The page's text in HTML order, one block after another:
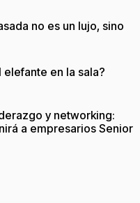
no es un lujo, sino
elefante en la sala?
y networking:
a empresarios Senior